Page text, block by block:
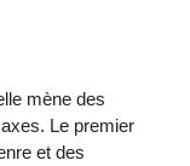
mène des
Le premier
et des